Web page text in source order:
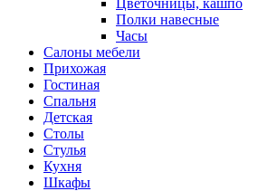
Цветочницы, кашпо
Полки навесные
Часы
Салоны мебели
Прихожая
Гостиная
Спальня
Детская
Столы
Стулья
Кухня
Шкафы